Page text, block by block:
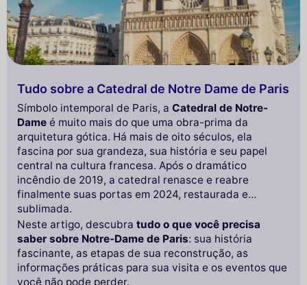
Tudo sobre a Catedral de Notre Dame de Paris
Símbolo intemporal de Paris, a Catedral de Notre-
Dame é muito mais do que uma obra-prima da
arquitetura gótica. Há mais de oito séculos, ela
fascina por sua grandeza, sua história e seu papel
central na cultura francesa. Após o dramático
incêndio de 2019, a catedral renasce e reabre
finalmente suas portas em 2024, restaurada e
sublimada.
Neste artigo, descubra tudo o que você precisa
saber sobre Notre-Dame de Paris: sua história
fascinante, as etapas de sua reconstrução, as
informações práticas para sua visita e os eventos que
você não pode perder.